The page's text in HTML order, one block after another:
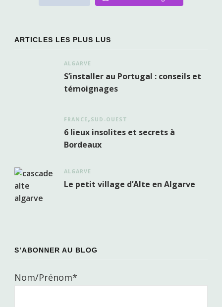
ARTICLES LES PLUS LUS
ALGARVE
S’installer au Portugal : conseils et
témoignages
FRANCE SUD-OUEST
6 lieux insolites et secrets à
Bordeaux
ALGARVE
Le petit village d’Alte en Algarve
S’ABONNER AU BLOG
Nom/Prénom*